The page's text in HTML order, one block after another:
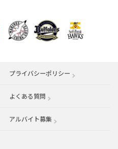
プライバシーポリシー
よくある質問
アルバイト募集 （別ウィンドウで開く